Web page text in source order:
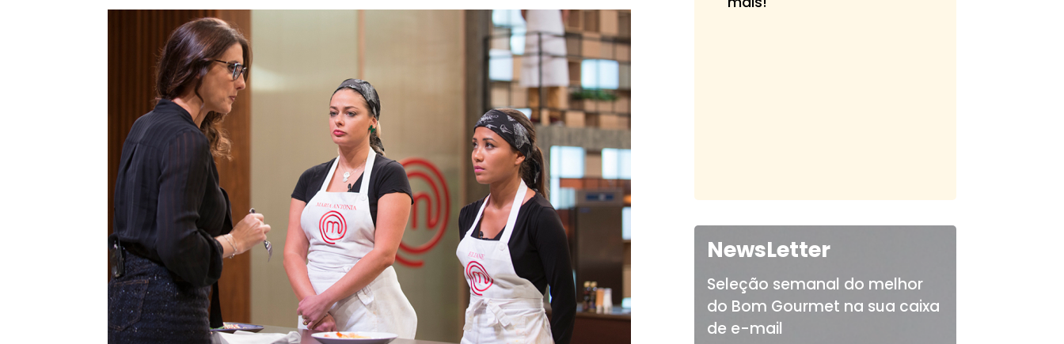
NewsLetter
Seleção semanal do melhor
do Bom Gourmet na sua caixa
de e-mail